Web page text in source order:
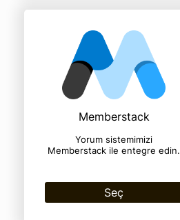
Memberstack
Yorum sistemimizi
Memberstack ile entegre edin.
Seç